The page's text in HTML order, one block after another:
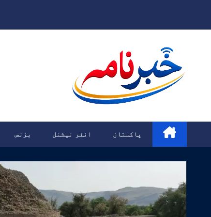
پاکستان انٹر نیشنل بزنس